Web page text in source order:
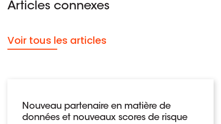
Articles connexes
Voir tous les articles
Nouveau partenaire en matière de
données et nouveaux scores de risque